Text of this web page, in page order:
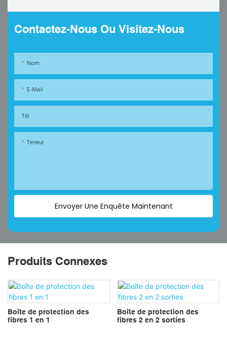
Contactez-Nous Ou Visitez-Nous
Nom
E-Mail
Tél
Teneur
Envoyer Une Enquête Maintenant
Produits Connexes
Boîte de protection des
fibres 1 en 1
Boîte de protection des
fibres 2 en 2 sorties